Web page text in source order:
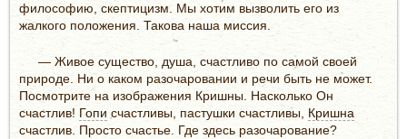
философию, скептицизм. Мы хотим вызволить его из
жалкого положения. Такова наша миссия.
— Живое существо, душа, счастливо по самой своей
природе. Ни о каком разочаровании и речи быть не может.
Посмотрите на изображения Кришны. Насколько Он
счастлив! Гопи счастливы, пастушки счастливы, Кришна
счастлив. Просто счастье. Где здесь разочарование?